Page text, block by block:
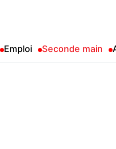
Emploi Seconde main